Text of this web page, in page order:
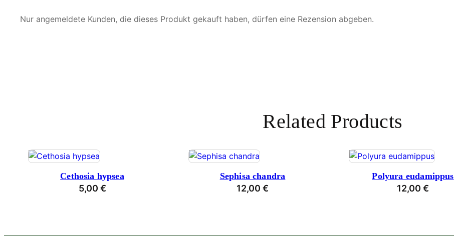
Nur angemeldete Kunden, die dieses Produkt gekauft haben, dürfen eine Rezension abgeben.
Related Products
Cethosia hypsea
5,00 €
Sephisa chandra
12,00 €
Polyura eudamippus
12,00 €